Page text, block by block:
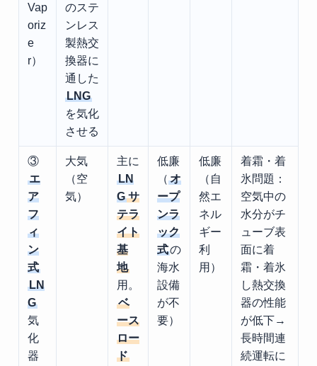
Vap
oriz
e
r）
のステ
ンレス
製熱交
換器に
通した
LNG
を気化
させる
③
エ
ア
フ
ィ
ン
式
LN
G
気
化
器
大気
（空
気）
主に
LN
G サ
テラ
イト
基
地
用。
ベ
ース
ロー
ド
低廉
（ オ
ープ
ンラ
ック
式の
海水
設備
が不
要）
低廉
（自
然エ
ネル
ギー
利
用）
着霜・着
氷問題：
空気中の
水分がチ
ューブ表
面に着
霜・着氷
し熱交換
器の性能
が低下→
長時間連
続運転に